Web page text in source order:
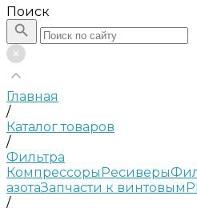
Поиск
Главная
/
Каталог товаров
/
Фильтра
КомпрессорыРесиверы
азотаЗапчасти к винтовым
/